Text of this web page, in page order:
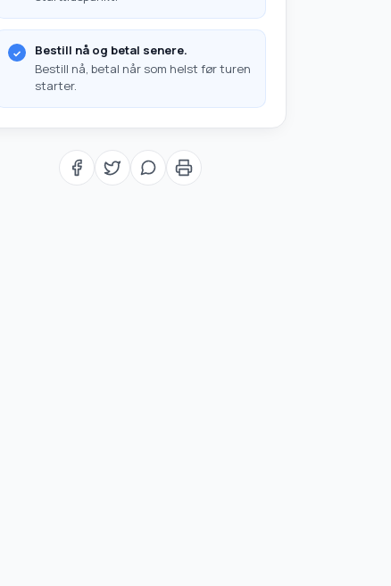
Bestill nå og betal senere.
Bestill nå, betal når som helst før turen
starter.